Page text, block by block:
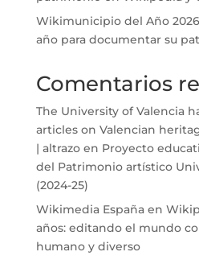
Wikimunicipio del Año
año para documentar su
Comentarios
The University of Valencia
articles on Valencian
| altrazoen Proyecto
del Patrimonio artístico
(2024-25)
Wikimedia Españaen
años: editando el mundo
humano y diverso